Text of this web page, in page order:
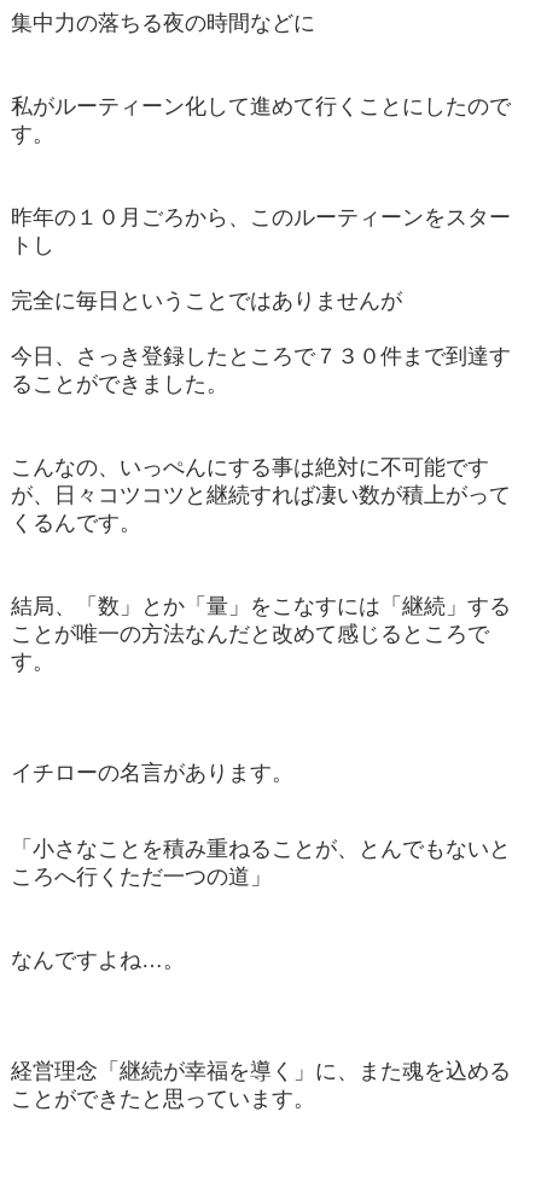
集中力の落ちる夜の時間などに
私がルーティーン化して進めて行くことにしたので
す。
昨年の１０月ごろから、このルーティーンをスター
トし
完全に毎日ということではありませんが
今日、さっき登録したところで７３０件まで到達す
ることができました。
こんなの、いっぺんにする事は絶対に不可能です
が、日々コツコツと継続すれば凄い数が積上がって
くるんです。
結局、「数」とか「量」をこなすには「継続」する
ことが唯一の方法なんだと改めて感じるところで
す。
イチローの名言があります。
「小さなことを積み重ねることが、とんでもないと
ころへ行くただ一つの道」
なんですよね…。
経営理念「継続が幸福を導く」に、また魂を込める
ことができたと思っています。